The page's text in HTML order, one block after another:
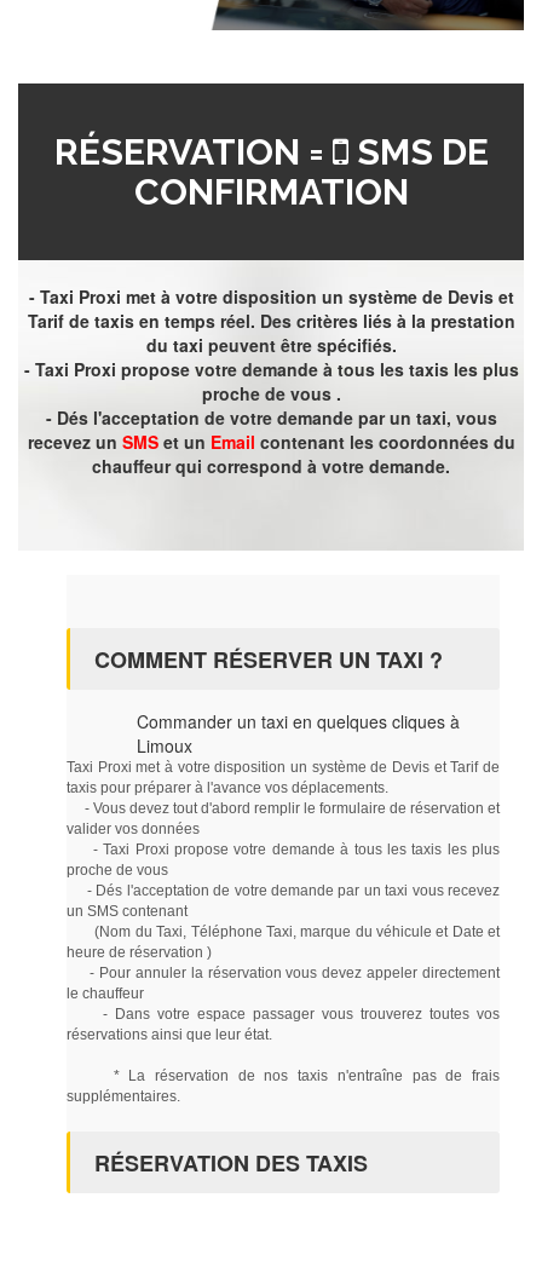
RÉSERVATION =
SMS DE
CONFIRMATION
- Taxi Proxi met à votre disposition un système de Devis et
Tarif de taxis en temps réel. Des critères liés à la prestation
du taxi peuvent être spécifiés.
- Taxi Proxi propose votre demande à tous les taxis les plus
proche de vous .
- Dés l'acceptation de votre demande par un taxi, vous
recevez un SMSet un Email contenant les coordonnées du
chauffeur qui correspond à votre demande.
COMMENT RÉSERVER UN TAXI ?
Commander un taxi en quelques cliques à
Limoux
Taxi Proxi met à votre disposition un système de Devis et Tarif de
taxis pour préparer à l'avance vos déplacements.
- Vous devez tout d'abord remplir le formulaire de réservation et
valider vos données
- Taxi Proxi propose votre demande à tous les taxis les plus
proche de vous
- Dés l'acceptation de votre demande par un taxi vous recevez
un SMS contenant
(Nom du Taxi, Téléphone Taxi, marque du véhicule et Date et
heure de réservation )
- Pour annuler la réservation vous devez appeler directement
le chauffeur
- Dans votre espace passager vous trouverez toutes vos
réservations ainsi que leur état.
* La réservation de nos taxis n'entraîne pas de frais
supplémentaires.
RÉSERVATION DES TAXIS